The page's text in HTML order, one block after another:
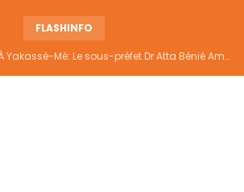
FLASHINFO
Indépendance 2026 À Yakassé-Mé: Le sous-préfet Dr Atta Bénié Amédé appelle à l’unité, à la sécurité et au développement